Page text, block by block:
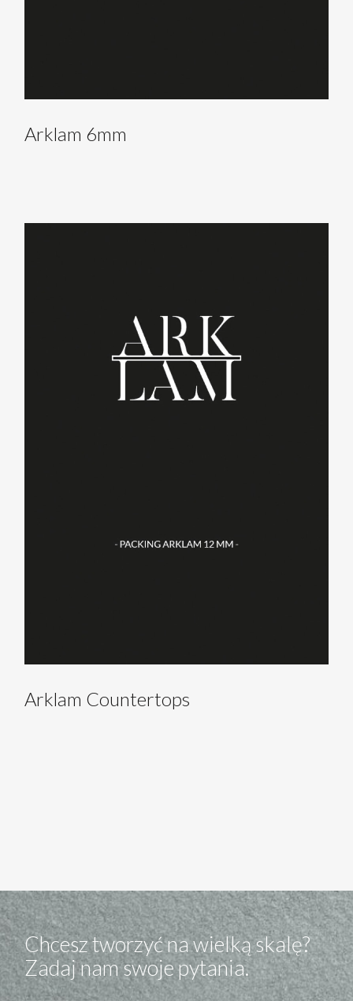
Arklam 6mm
Arklam Countertops
Chcesz tworzyć na wielką skalę?
Zadaj nam swoje pytania.